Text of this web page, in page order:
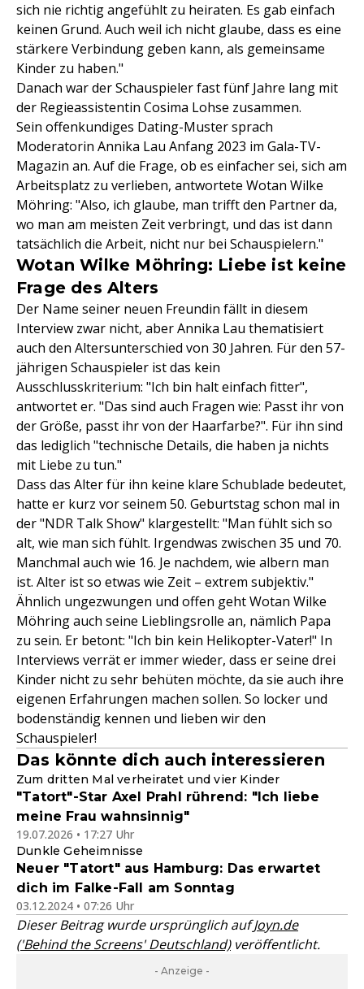
sich nie richtig angefühlt zu heiraten. Es gab einfach
keinen Grund. Auch weil ich nicht glaube, dass es eine
stärkere Verbindung geben kann, als gemeinsame
Kinder zu haben."
Danach war der Schauspieler fast fünf Jahre lang mit
der Regieassistentin Cosima Lohse zusammen.
Sein offenkundiges Dating-Muster sprach
Moderatorin Annika Lau Anfang 2023 im Gala-TV-
Magazin an. Auf die Frage, ob es einfacher sei, sich am
Arbeitsplatz zu verlieben, antwortete Wotan Wilke
Möhring: "Also, ich glaube, man trifft den Partner da,
wo man am meisten Zeit verbringt, und das ist dann
tatsächlich die Arbeit, nicht nur bei Schauspielern."
Wotan Wilke Möhring: Liebe ist keine
Frage des Alters
Der Name seiner neuen Freundin fällt in diesem
Interview zwar nicht, aber Annika Lau thematisiert
auch den Altersunterschied von 30 Jahren. Für den 57-
jährigen Schauspieler ist das kein
Ausschlusskriterium: "Ich bin halt einfach fitter",
antwortet er. "Das sind auch Fragen wie: Passt ihr von
der Größe, passt ihr von der Haarfarbe?". Für ihn sind
das lediglich "technische Details, die haben ja nichts
mit Liebe zu tun."
Dass das Alter für ihn keine klare Schublade bedeutet,
hatte er kurz vor seinem 50. Geburtstag schon mal in
der "NDR Talk Show" klargestellt: "Man fühlt sich so
alt, wie man sich fühlt. Irgendwas zwischen 35 und 70.
Manchmal auch wie 16. Je nachdem, wie albern man
ist. Alter ist so etwas wie Zeit – extrem subjektiv."
Ähnlich ungezwungen und offen geht Wotan Wilke
Möhring auch seine Lieblingsrolle an, nämlich Papa
zu sein. Er betont: "Ich bin kein Helikopter-Vater!" In
Interviews verrät er immer wieder, dass er seine drei
Kinder nicht zu sehr behüten möchte, da sie auch ihre
eigenen Erfahrungen machen sollen. So locker und
bodenständig kennen und lieben wir den
Schauspieler!
Das könnte dich auch interessieren
Zum dritten Mal verheiratet und vier Kinder
"Tatort"-Star Axel Prahl rührend: "Ich liebe
meine Frau wahnsinnig"
19.07.2026 • 17:27 Uhr
Dunkle Geheimnisse
Neuer "Tatort" aus Hamburg: Das erwartet
dich im Falke-Fall am Sonntag
03.12.2024 • 07:26 Uhr
Dieser Beitrag wurde ursprünglich aufJoyn.de
('Behind the Screens' Deutschland)veröffentlicht.
- Anzeige -